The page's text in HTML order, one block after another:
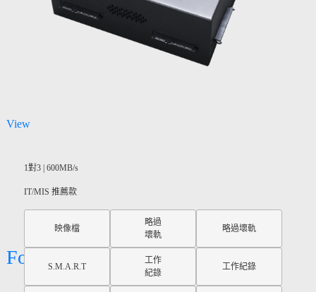
View
1對3 | 600MB/s
IT/MIS 推薦款
映像檔
略過
壞軌
略過壞軌
S.M.A.R.T
工作
紀錄
工作紀錄
Forensic Holmes 221B